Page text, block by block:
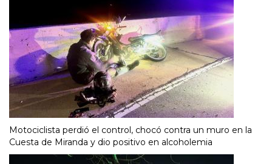
Motociclista perdió el control, chocó contra un muro en la
Cuesta de Miranda y dio positivo en alcoholemia